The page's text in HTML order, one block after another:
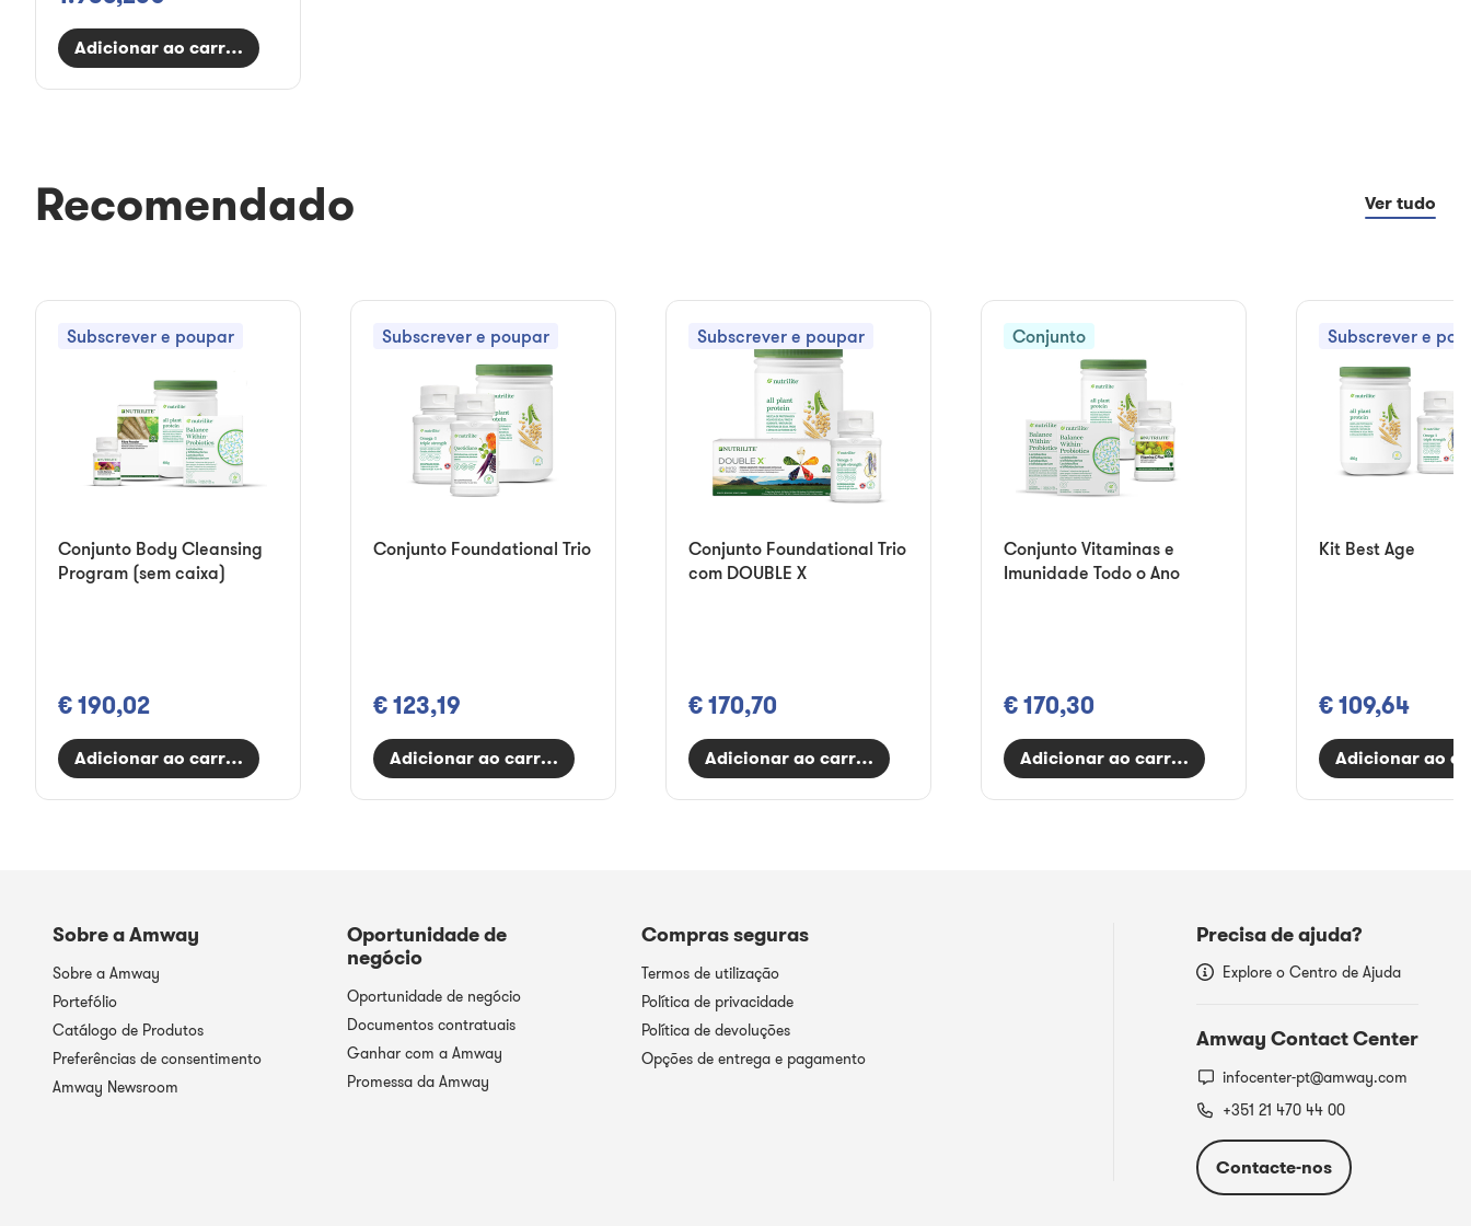
Adicionar ao carrinho
Recomendado Ver tudo
Subscrever e poupar
Conjunto Body Cleansing
Program (sem caixa)
€ 190,02
Adicionar ao carrinho
Subscrever e poupar
Conjunto Foundational Trio
€ 123,19
Adicionar ao carrinho
Subscrever e poupar
Conjunto Foundational Trio
com DOUBLE X
€ 170,70
Adicionar ao carrinho
Conjunto
Conjunto Vitaminas e
Imunidade Todo o Ano
€ 170,30
Adicionar ao carrinho
Subscrever e
Kit Best Age
€ 109,64
Adicionar ao
Sobre a Amway
Sobre a Amway
Portefólio
Catálogo de Produtos
Preferências de consentimento
Amway Newsroom
Oportunidade de
negócio
Oportunidade de negócio
Documentos contratuais
Ganhar com a Amway
Promessa da Amway
Compras seguras
Termos de utilização
Política de privacidade
Política de devoluções
Opções de entrega e pagamento
Precisa de ajuda?
Explore o Centro de Ajuda
Amway Contact Center
infocenter-pt@amway.com
+351 21 470 44 00
Contacte-nos